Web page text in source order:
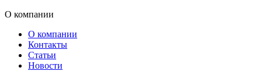
О компании
О компании
Контакты
Статьи
Новости